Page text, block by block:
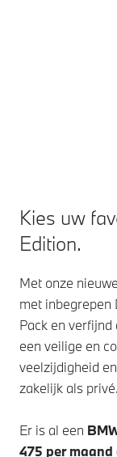
Kies uw
Edition.
Met onze
met inbegrepen
Pack en
een veilige en
veelzijdigheid
zakelijk als privé.
Er is al een
475 per